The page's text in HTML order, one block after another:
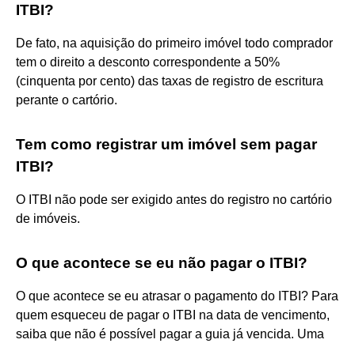
ITBI?
De fato, na aquisição do primeiro imóvel todo comprador
tem o direito a desconto correspondente a 50%
(cinquenta por cento) das taxas de registro de escritura
perante o cartório.
Tem como registrar um imóvel sem pagar
ITBI?
O ITBI não pode ser exigido antes do registro no cartório
de imóveis.
O que acontece se eu não pagar o ITBI?
O que acontece se eu atrasar o pagamento do ITBI? Para
quem esqueceu de pagar o ITBI na data de vencimento,
saiba que não é possível pagar a guia já vencida. Uma